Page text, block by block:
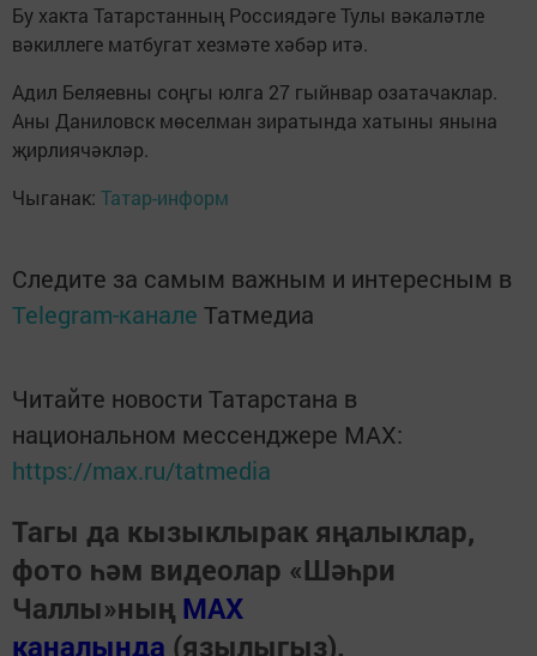
Бу хакта Татарстанның Россиядәге Тулы вәкаләтле
вәкиллеге матбугат хезмәте хәбәр итә.
Адил Беляевны соңгы юлга 27 гыйнвар озатачаклар.
Аны Даниловск мөселман зиратында хатыны янына
җирлиячәкләр.
Чыганак: Татар-информ
Следите за самым важным и интересным в
Telegram-канале Татмедиа
Читайте новости Татарстана в
национальном мессенджере MАХ:
https://max.ru/tatmedia
Тагы да кызыклырак яңалыклар,
фото һәм видеолар «Шәһри
Чаллы»ның MAX
каналында (язылыгыз).